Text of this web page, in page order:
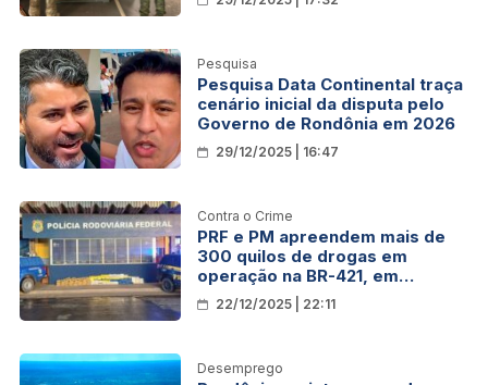
Pesquisa
Pesquisa Data Continental traça
cenário inicial da disputa pelo
Governo de Rondônia em 2026
29/12/2025 | 16:47
Contra o Crime
PRF e PM apreendem mais de
300 quilos de drogas em
operação na BR-421, em
Rondônia
22/12/2025 | 22:11
Desemprego